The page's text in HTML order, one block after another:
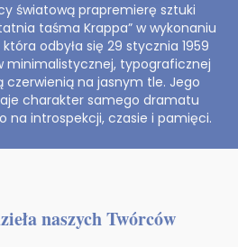
światową prapremierę sztuki
taśma Krappa” w wykonaniu
odbyła się 29 stycznia 1959
minimalistycznej, typograficznej
na jasnym tle. Jego
charakter samego dramatu
na introspekcji, czasie i pamięci.
naszych Twórców